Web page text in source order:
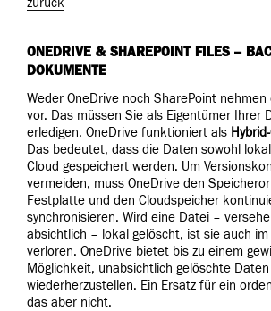
ONEDRIVE & SHAREPOINT FILES –
DOKUMENTE
Weder OneDrive noch SharePoint
vor. Das müssen Sie als Eigentümer Ihrer
erledigen. OneDrive funktioniert als
Das bedeutet, dass die Daten sowohl
Cloud gespeichert werden. Um
vermeiden, muss OneDrive den
Festplatte und den Cloudspeicher
synchronisieren. Wird eine Datei –
absichtlich – lokal gelöscht, ist sie auch
verloren. OneDrive bietet bis zu einem
Möglichkeit, unabsichtlich gelöschte Daten
wiederherzustellen. Ein Ersatz für ein
das aber nicht.